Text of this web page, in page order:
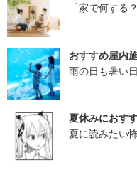
「家で何する
おすすめ屋内
雨の日も暑い
夏休みにおす
夏に読みたい